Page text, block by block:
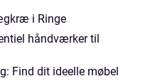
i Ringe
håndværker til
Find dit ideelle møbel